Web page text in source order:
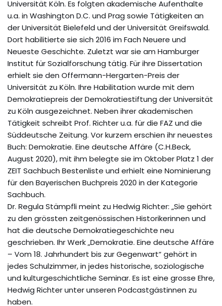
Universität Köln. Es folgten akademische Aufenthalte
u.a. in Washington D.C. und Prag sowie Tätigkeiten an
der Universität Bielefeld und der Universität Greifswald.
Dort habilitierte sie sich 2016 im Fach Neuere und
Neueste Geschichte. Zuletzt war sie am Hamburger
Institut für Sozialforschung tätig. Für ihre Dissertation
erhielt sie den Offermann-Hergarten-Preis der
Universität zu Köln. Ihre Habilitation wurde mit dem
Demokratiepreis der Demokratiestiftung der Universität
zu Köln ausgezeichnet. Neben ihrer akademischen
Tätigkeit schreibt Prof. Richter u.a. für die FAZ und die
Süddeutsche Zeitung. Vor kurzem erschien ihr neuestes
Buch: Demokratie. Eine deutsche Affäre (C.H.Beck,
August 2020), mit ihm belegte sie im Oktober Platz 1 der
ZEIT Sachbuch Bestenliste und erhielt eine Nominierung
für den Bayerischen Buchpreis 2020 in der Kategorie
Sachbuch.
Dr. Regula Stämpfli meint zu Hedwig Richter: „Sie gehört
zu den grössten zeitgenössischen Historikerinnen und
hat die deutsche Demokratiegeschichte neu
geschrieben. Ihr Werk „Demokratie. Eine deutsche Affäre
– Vom 18. Jahrhundert bis zur Gegenwart“ gehört in
jedes Schulzimmer, in jedes historische, soziologische
und kulturgeschichtliche Seminar. Es ist eine grosse Ehre,
Hedwig Richter unter unseren Podcastgästinnen zu
haben.